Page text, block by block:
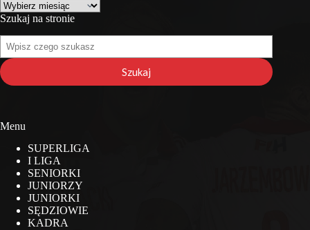
Archiwa
Szukaj na stronie
na
stronie
Szukaj
Menu
SUPERLIGA
I LIGA
SENIORKI
JUNIORZY
JUNIORKI
SĘDZIOWIE
KADRA